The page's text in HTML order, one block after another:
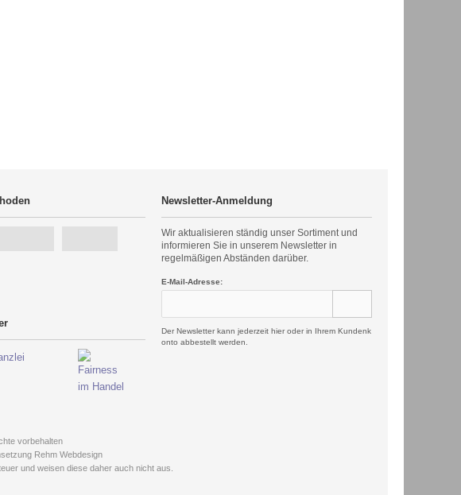
Newsletter-Anmeldung
Wir aktualisieren ständig unser Sortiment und
informieren Sie in unserem Newsletter in
regelmäßigen Abständen darüber.
E-Mail-Adresse:
Der Newsletter kann jederzeit hier oder in Ihrem Kundenk
onto abbestellt werden.
vorbehalten
Rehm Webdesign
und weisen diese daher auch nicht aus.